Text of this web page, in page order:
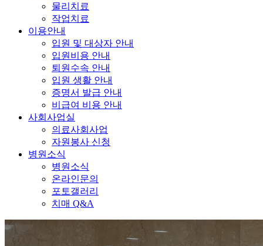
물리치료
작업치료
이용안내
입원 및 대상자 안내
입원비용 안내
퇴원수속 안내
입원 생활 안내
증명서 발급 안내
비급여 비용 안내
사회사업실
의료사회사업
자원봉사 신청
병원소식
병원소식
온라인문의
포토갤러리
치매 Q&A